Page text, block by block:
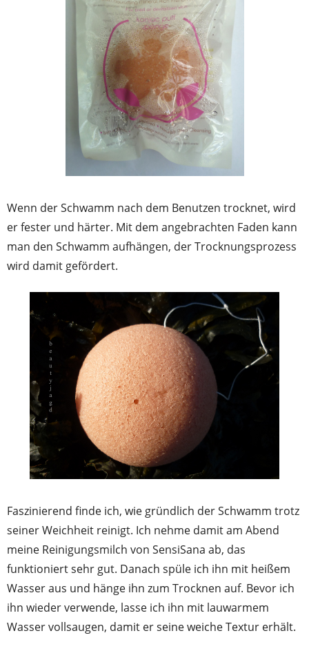
Wenn der Schwamm nach dem Benutzen trocknet, wird
er fester und härter. Mit dem angebrachten Faden kann
man den Schwamm aufhängen, der Trocknungsprozess
wird damit gefördert.
Faszinierend finde ich, wie gründlich der Schwamm trotz
seiner Weichheit reinigt. Ich nehme damit am Abend
meine Reinigungsmilch von SensiSana ab, das
funktioniert sehr gut. Danach spüle ich ihn mit heißem
Wasser aus und hänge ihn zum Trocknen auf. Bevor ich
ihn wieder verwende, lasse ich ihn mit lauwarmem
Wasser vollsaugen, damit er seine weiche Textur erhält.